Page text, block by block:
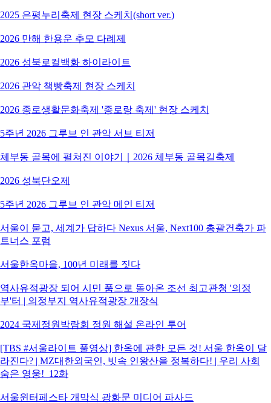
2025 은평누리축제 현장 스케치(short ver.)
2026 만해 한용운 추모 다례제
2026 성북로컬백화 하이라이트
2026 관악 책빵축제 현장 스케치
2026 종로생활문화축제 '종로랑 축제' 현장 스케치
5주년 2026 그루브 인 관악 서브 티저
체부동 골목에 펼쳐진 이야기｜2026 체부동 골목길축제
2026 성북단오제
5주년 2026 그루브 인 관악 메인 티저
서울이 묻고, 세계가 답하다 Nexus 서울, Next100 총괄건축가 파
트너스 포럼
서울한옥마을, 100년 미래를 짓다
역사유적광장 되어 시민 품으로 돌아온 조선 최고관청 '의정
부'터 | 의정부지 역사유적광장 개장식
2024 국제정원박람회 정원 해설 온라인 투어
[TBS #서울라이트 풀영상] 한옥에 관한 모든 것! 서울 한옥이 달
라진다? | MZ대한외국인, 빗속 인왕산을 정복하다! | 우리 사회
숨은 영웅!_12화
서울윈터페스타 개막식 광화문 미디어 파사드